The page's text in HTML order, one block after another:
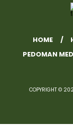
HOME
PEDOMAN
COPYRIGHT ©